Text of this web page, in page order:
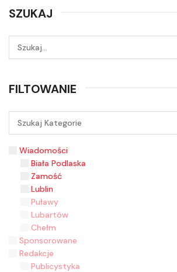
SZUKAJ
FILTOWANIE
Wiadomości
Biała Podlaska
Zamość
Lublin
Puławy
Lubartów
Chełm
Sponsorowane
Redakcje
Publicystyka